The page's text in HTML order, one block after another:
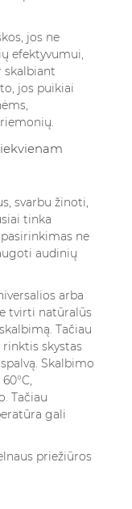
jos ne
efektyvumui,
skalbiant
jos puikiai
svarbu žinoti,
tinka
ne
audinių
arba
tvirti natūralūs
Tačiau
skystas
Skalbimo
Tačiau
gali
priežiūros